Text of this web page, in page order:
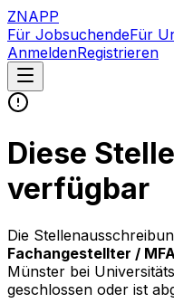
ZNAPP
Für JobsuchendeFür
AnmeldenRegistrieren
Diese
verfügbar
Die
Fachangestellter /
Münster bei
geschlossen oder ist